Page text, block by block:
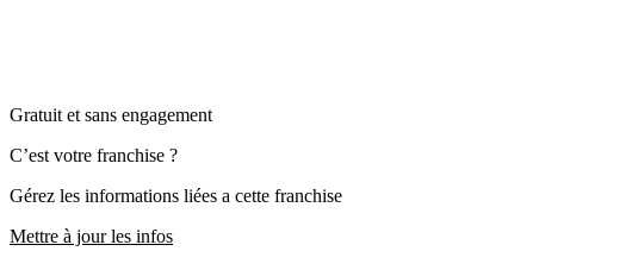
Gratuit et sans engagement
C’est votre franchise ?
Gérez les informations liées a cette franchise
Mettre à jour les infos